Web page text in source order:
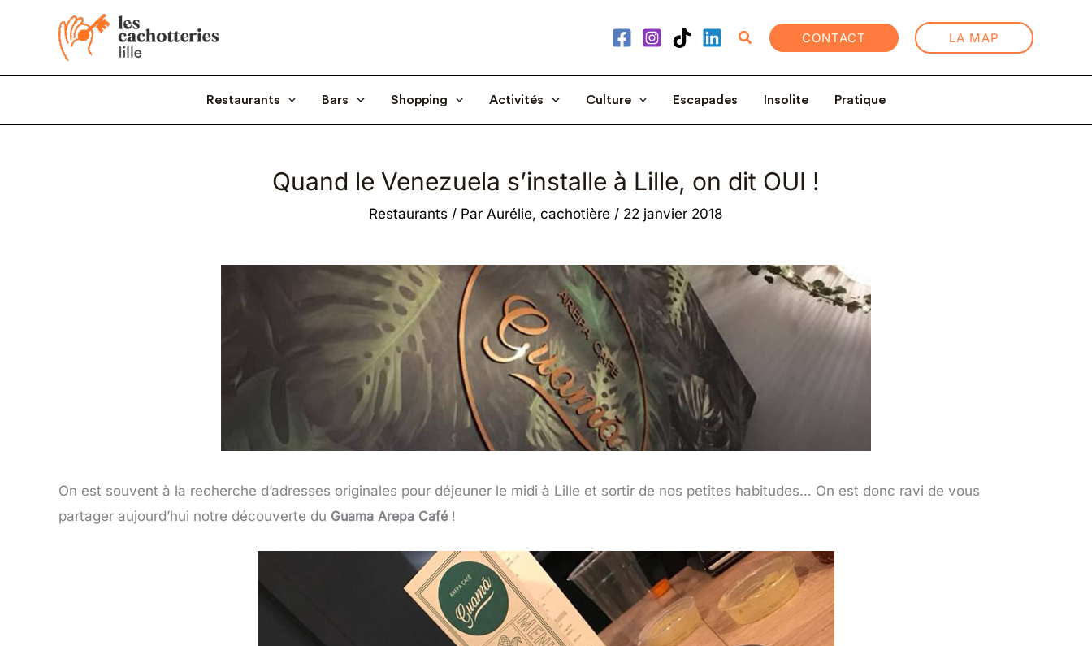
RechercherCONTACT LA MAP
Restaurants Bars Shopping Activités Culture Escapades Insolite Pratique
Quand le Venezuela s’installe à Lille, on dit OUI !
Restaurants / Par Aurélie, cachotière / 22 janvier 2018
On est souvent à la recherche d’adresses originales pour déjeuner le midi à Lille et sortir de nos petites habitudes… On est donc ravi de vous
partager aujourd’hui notre découverte du Guama Arepa Café!